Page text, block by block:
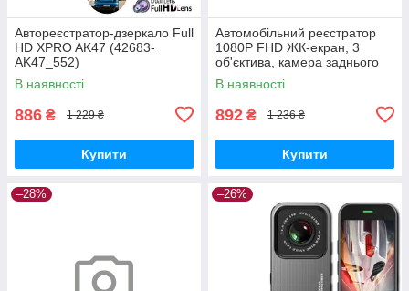
Автореєстратор-дзеркало Full
HD XPRO AK47 (42683-
AK47_552)
В наявності
886 ₴ 1 229 ₴
Купити
Автомобільний реєстратор
1080P FHD ЖК-екран, 3
об'єктива, камера заднього
виду, обзор 170 XPRO
Чорний (43450-_770)
В наявності
892 ₴ 1 236 ₴
Купити
–28% –26%